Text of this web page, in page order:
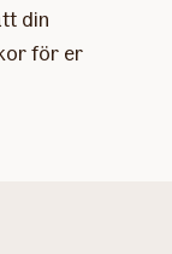
din
för er